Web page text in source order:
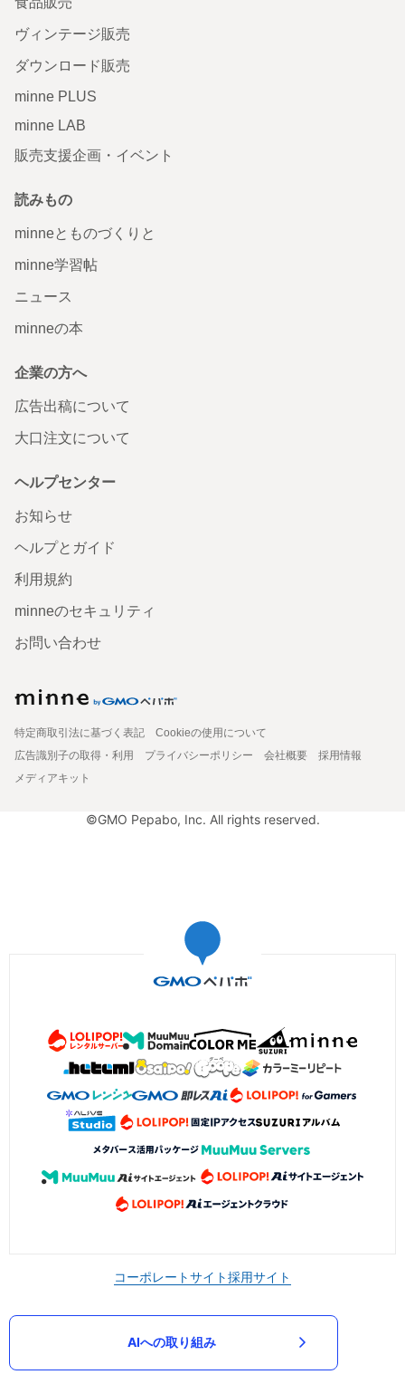
ヴィンテージ販売
ダウンロード販売
minne PLUS
minne LAB
販売支援企画・イベント
読みもの
minneとものづくりと
minne学習帖
ニュース
minneの本
企業の方へ
広告出稿について
大口注文について
ヘルプセンター
お知らせ
ヘルプとガイド
利用規約
minneのセキュリティ
お問い合わせ
特定商取引法に基づく表記
Cookieの使用について
広告識別子の取得・利用
プライバシーポリシー 会社概要
採用情報
メディアキット
©GMO Pepabo, Inc. All rights reserved.
コーポレートサイト採用サイト
AIへの取り組み